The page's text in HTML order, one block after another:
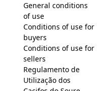
General conditions
of use
Conditions of use for
buyers
Conditions of use for
sellers
Regulamento de
Utilização dos